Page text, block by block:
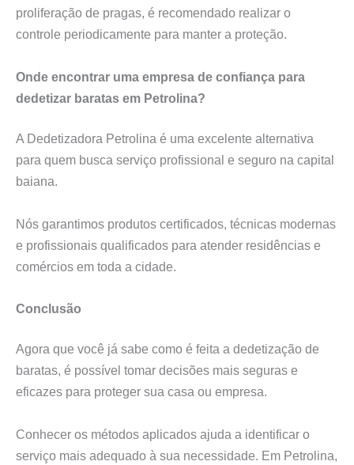
proliferação de pragas, é recomendado realizar o
controle periodicamente para manter a proteção.
Onde encontrar uma empresa de confiança para
dedetizar baratas em Petrolina?
A Dedetizadora Petrolina é uma excelente alternativa
para quem busca serviço profissional e seguro na capital
baiana.
Nós garantimos produtos certificados, técnicas modernas
e profissionais qualificados para atender residências e
comércios em toda a cidade.
Conclusão
Agora que você já sabe como é feita a dedetização de
baratas, é possível tomar decisões mais seguras e
eficazes para proteger sua casa ou empresa.
Conhecer os métodos aplicados ajuda a identificar o
serviço mais adequado à sua necessidade. Em Petrolina,